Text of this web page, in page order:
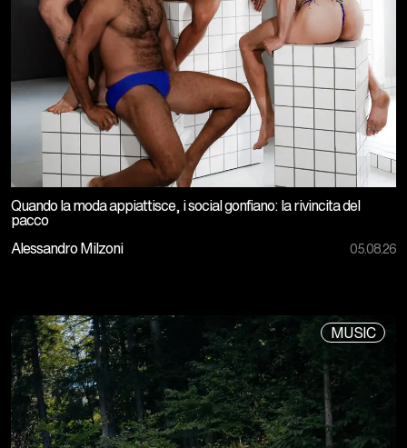
Quando la moda appiattisce, i social gonfiano: la rivincita del
pacco
Alessandro Milzoni
05.08.26
MUSIC